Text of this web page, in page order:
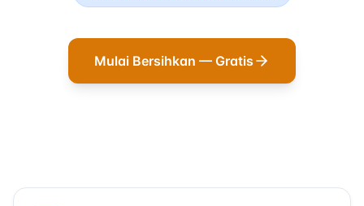
Mulai Bersihkan — Gratis